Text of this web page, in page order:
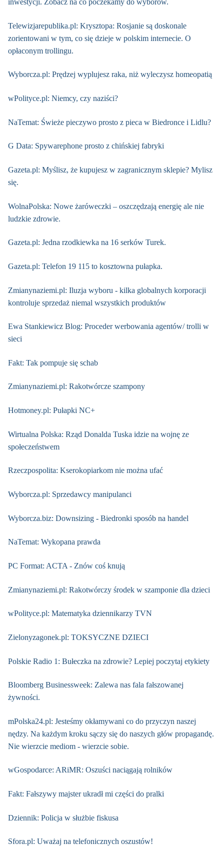
inwestycji. Zobacz na co poczekamy do wyborów.
Telewizjarepublika.pl: Krysztopa: Rosjanie są doskonale
zorientowani w tym, co się dzieje w polskim internecie. O
opłaconym trollingu.
Wyborcza.pl: Prędzej wyplujesz raka, niż wyleczysz homeopatią
wPolityce.pl: Niemcy, czy naziści?
NaTemat: Świeże pieczywo prosto z pieca w Biedronce i Lidlu?
G Data: Spywarephone prosto z chińskiej fabryki
Gazeta.pl: Myślisz, że kupujesz w zagranicznym sklepie? Mylisz
się.
WolnaPolska: Nowe żaróweczki – oszczędzają energię ale nie
ludzkie zdrowie.
Gazeta.pl: Jedna rzodkiewka na 16 serków Turek.
Gazeta.pl: Telefon 19 115 to kosztowna pułapka.
Zmianynaziemi.pl: Iluzja wyboru - kilka globalnych korporacji
kontroluje sprzedaż niemal wszystkich produktów
Ewa Stankiewicz Blog: Proceder werbowania agentów/ trolli w
sieci
Fakt: Tak pompuje się schab
Zmianynaziemi.pl: Rakotwórcze szampony
Hotmoney.pl: Pułapki NC+
Wirtualna Polska: Rząd Donalda Tuska idzie na wojnę ze
społeczeństwem
Rzeczpospolita: Kserokopiarkom nie można ufać
Wyborcza.pl: Sprzedawcy manipulanci
Wyborcza.biz: Downsizing - Biedronki sposób na handel
NaTemat: Wykopana prawda
PC Format: ACTA - Znów coś knują
Zmianynaziemi.pl: Rakotwórczy środek w szamponie dla dzieci
wPolityce.pl: Matematyka dziennikarzy TVN
Zielonyzagonek.pl: TOKSYCZNE DZIECI
Polskie Radio 1: Bułeczka na zdrowie? Lepiej poczytaj etykiety
Bloomberg Businessweek: Zalewa nas fala fałszowanej
żywności.
mPolska24.pl: Jesteśmy okłamywani co do przyczyn naszej
nędzy. Na każdym kroku sączy się do naszych głów propagandę.
Nie wierzcie mediom - wierzcie sobie.
wGospodarce: ARiMR: Oszuści naciągają rolników
Fakt: Fałszywy majster ukradł mi części do pralki
Dziennik: Policja w służbie fiskusa
Sfora.pl: Uważaj na telefonicznych oszustów!